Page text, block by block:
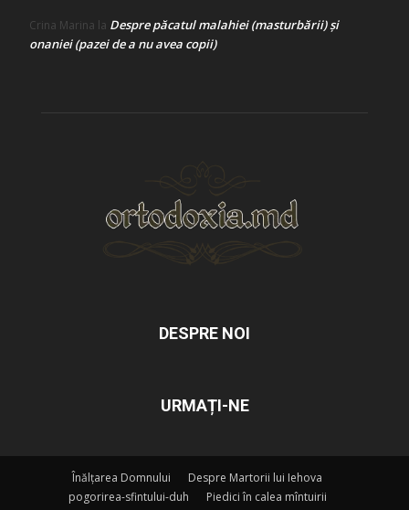
Crina Marina la Despre păcatul malahiei (masturbării) şi
onaniei (pazei de a nu avea copii)
DESPRE NOI
URMAȚI-NE
Înălțarea Domnului
Despre Martorii lui Iehova
pogorirea-sfintului-duh
Piedici în calea mîntuirii